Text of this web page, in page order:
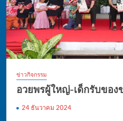
ข่าวกิจกรรม
อวยพรผู้ใหญ่-เด็กรับของ
24 ธันวาคม 2024